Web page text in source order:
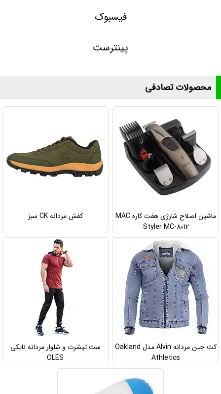
فیسبوک
پینترست
محصولات تصادفی
ماشین اصلاح شارژی هفت کاره MAC
Styler MC-8012
کفش مردانه CK سبز
کت جین مردانه Alvin مدل Oakland
Athletics
ست تیشرت و شلوار مردانه نایکی
OLES